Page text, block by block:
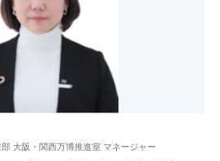
大阪・関西万博推進室 マネージャー